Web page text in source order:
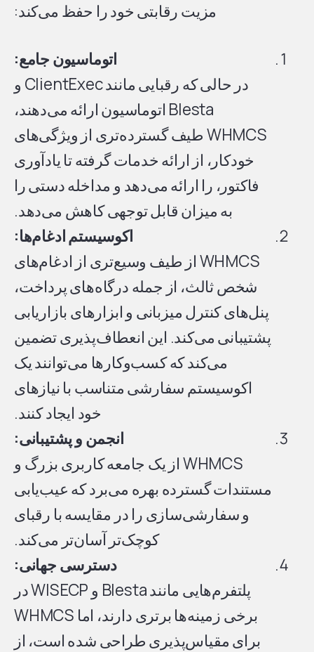
مزیت رقابتی خود را حفظ می‌کند:
اتوماسیون جامع:
در حالی که رقبایی مانند ClientExec و
Blesta اتوماسیون ارائه می‌دهند،
WHMCS طیف گسترده‌تری از ویژگی‌های
خودکار، از ارائه خدمات گرفته تا یادآوری
فاکتور، را ارائه می‌دهد و مداخله دستی را
به میزان قابل توجهی کاهش می‌دهد.
اکوسیستم ادغام‌ها:
WHMCS از طیف وسیع‌تری از ادغام‌های
شخص ثالث، از جمله درگاه‌های پرداخت،
پنل‌های کنترل میزبانی و ابزارهای بازاریابی
پشتیبانی می‌کند. این انعطاف‌پذیری تضمین
می‌کند که کسب‌وکارها می‌توانند یک
اکوسیستم سفارشی متناسب با نیازهای
خود ایجاد کنند.
انجمن و پشتیبانی:
WHMCS از یک جامعه کاربری بزرگ و
مستندات گسترده بهره می‌برد که عیب‌یابی
و سفارشی‌سازی را در مقایسه با رقبای
کوچک‌تر آسان‌تر می‌کند.
دسترسی جهانی:
پلتفرم‌هایی مانند Blesta و WISECP در
برخی زمینه‌ها برتری دارند، اما WHMCS
برای مقیاس‌پذیری طراحی شده است، از